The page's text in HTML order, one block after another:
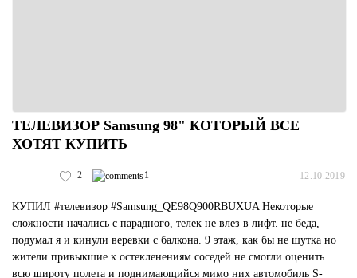
ТЕЛЕВИЗОР Samsung 98" КОТОРЫЙ ВСЕ
ХОТЯТ КУПИТЬ
2 1 12.10.2019
КУПИЛ #телевизор #Samsung_QE98Q900RBUXUA Некоторые
сложности начались с парадного, телек не влез в лифт. не беда,
подумал я и кинули веревки с балкона. 9 этаж, как бы не шутка но
жители привыкшие к остекленениям соседей не смогли оценить
всю широту полета и поднимающийся мимо них автомобиль S-